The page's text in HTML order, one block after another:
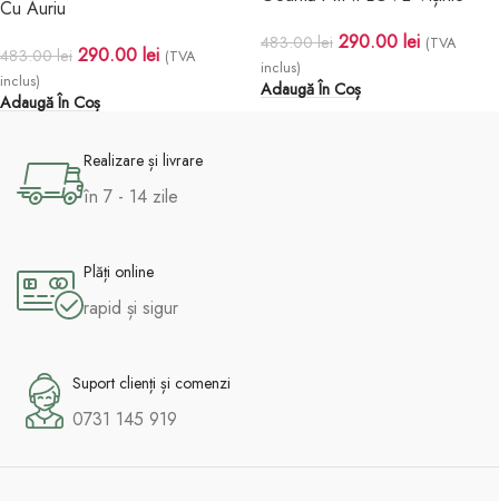
Cu Auriu
483.00lei 290.00 lei (TVA
inclus)
Adaugă În Coș
483.00lei 290.00 lei (TVA
inclus)
Adaugă În Coș
Realizare și livrare
în 7 - 14 zile
Plăți online
rapid și sigur
Suport clienți și comenzi
0731 145 919